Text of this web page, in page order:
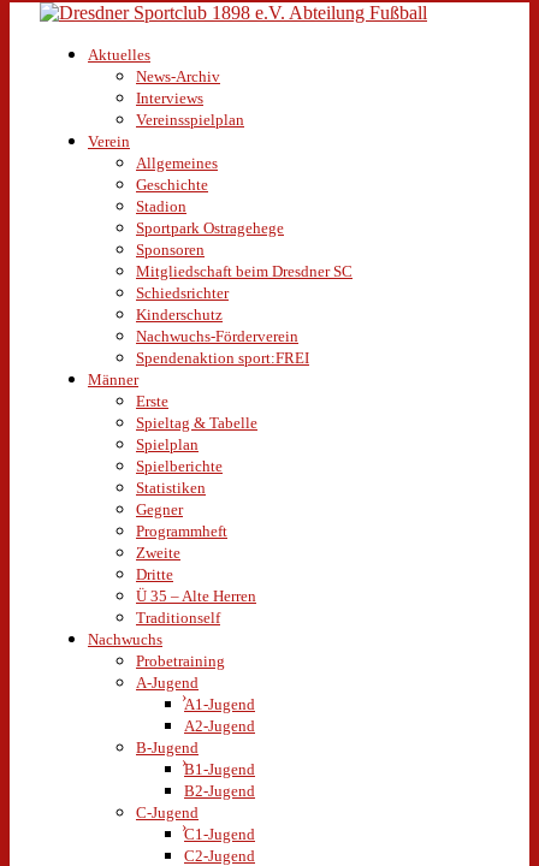
Aktuelles
News-Archiv
Interviews
Vereinsspielplan
Verein
Allgemeines
Geschichte
Stadion
Sportpark Ostragehege
Sponsoren
Mitgliedschaft beim Dresdner SC
Schiedsrichter
Kinderschutz
Nachwuchs-Förderverein
Spendenaktion sport:FREI
Männer
Erste
Spieltag & Tabelle
Spielplan
Spielberichte
Statistiken
Gegner
Programmheft
Zweite
Dritte
Ü 35 – Alte Herren
Traditionself
Nachwuchs
Probetraining
A-Jugend
A1-Jugend
A2-Jugend
B-Jugend
B1-Jugend
B2-Jugend
C-Jugend
C1-Jugend
C2-Jugend